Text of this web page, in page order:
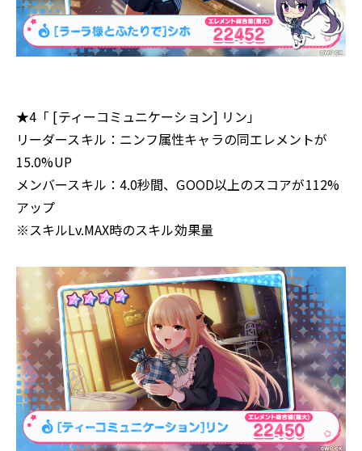
★4「 [ティーコミュニケーション] リン」
リーダースキル：ニンフ属性キャラの同エレメントが
15.0%UP
メンバースキル：4.0秒間、GOOD以上のスコアが112%
アップ
※スキルLv.MAX時のスキル効果量